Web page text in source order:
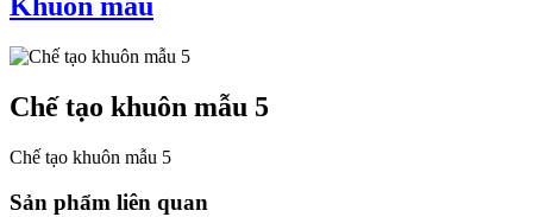
Chế tạo khuôn mẫu 5
Chế tạo khuôn mẫu 5
Sản phẩm liên quan